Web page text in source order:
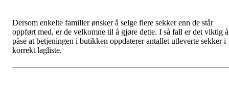
Dersom enkelte familier ønsker å selge flere sekker enn de står
oppført med, er de velkomne til å gjøre dette. I så fall er det viktig å
påse at betjeningen i butikken oppdaterer antallet utleverte sekker i
korrekt lagliste.